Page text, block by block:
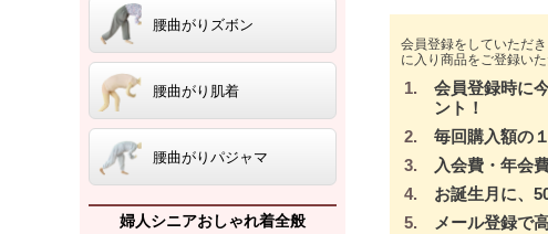
腰曲がりズボン
腰曲がり肌着
腰曲がりパジャマ
婦人シニアおしゃれ着全般
会員登録をしていただ
に入り商品をご登録い
会員登録時に
ント！
毎回購入額の
入会費・年会
お誕生月に、
メール登録で